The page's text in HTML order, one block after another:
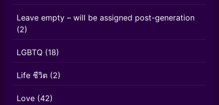
Leave empty – will be assigned post-generation
(2)
LGBTQ (18)
Life ชีวิต (2)
Love (42)